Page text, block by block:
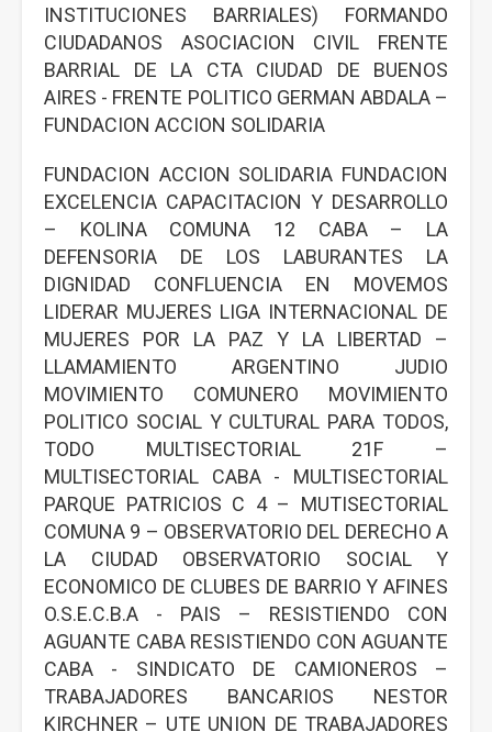
INSTITUCIONES BARRIALES) FORMANDO
CIUDADANOS ASOCIACION CIVIL FRENTE
BARRIAL DE LA CTA CIUDAD DE BUENOS
AIRES - FRENTE POLITICO GERMAN ABDALA –
FUNDACION ACCION SOLIDARIA
FUNDACION ACCION SOLIDARIA FUNDACION
EXCELENCIA CAPACITACION Y DESARROLLO
– KOLINA COMUNA 12 CABA – LA
DEFENSORIA DE LOS LABURANTES LA
DIGNIDAD CONFLUENCIA EN MOVEMOS
LIDERAR MUJERES LIGA INTERNACIONAL DE
MUJERES POR LA PAZ Y LA LIBERTAD –
LLAMAMIENTO ARGENTINO JUDIO
MOVIMIENTO COMUNERO MOVIMIENTO
POLITICO SOCIAL Y CULTURAL PARA TODOS,
TODO MULTISECTORIAL 21F –
MULTISECTORIAL CABA - MULTISECTORIAL
PARQUE PATRICIOS C 4 – MUTISECTORIAL
COMUNA 9 – OBSERVATORIO DEL DERECHO A
LA CIUDAD OBSERVATORIO SOCIAL Y
ECONOMICO DE CLUBES DE BARRIO Y AFINES
O.S.E.C.B.A - PAIS – RESISTIENDO CON
AGUANTE CABA RESISTIENDO CON AGUANTE
CABA - SINDICATO DE CAMIONEROS –
TRABAJADORES BANCARIOS NESTOR
KIRCHNER – UTE UNION DE TRABAJADORES